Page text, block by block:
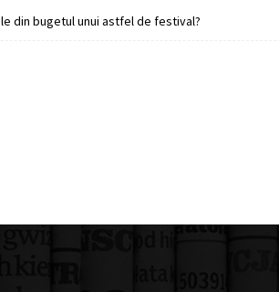
din bugetul unui astfel de festival?